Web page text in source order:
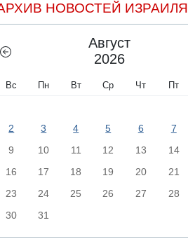
НОВОСТЕЙ ИЗРАИЛЯ
Август
2026
Вс Пн Вт Ср Чт Пт
2
3 4 5 6 7
9
10 11 12 13 14
16
17 18 19 20 21
23
24 25 26 27 28
30
31